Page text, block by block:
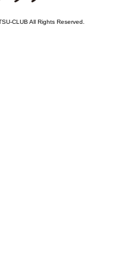
CLUB All Rights Reserved.